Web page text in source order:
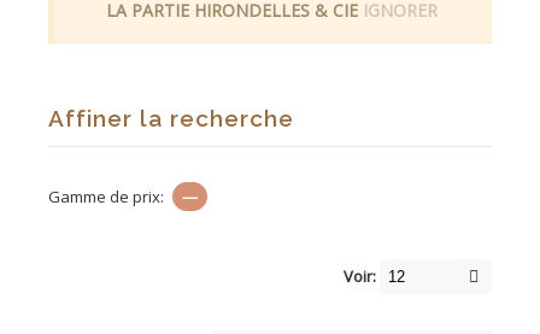
LA PARTIE HIRONDELLES & CIE IGNORER
Affiner la recherche
Gamme de prix: —
Voir: